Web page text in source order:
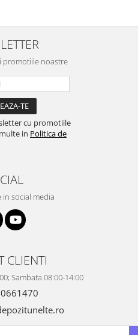
promotiile noastre
cu promotiile
in Politica de
in social media
CLIENTI
Sambata 08:00-14:00